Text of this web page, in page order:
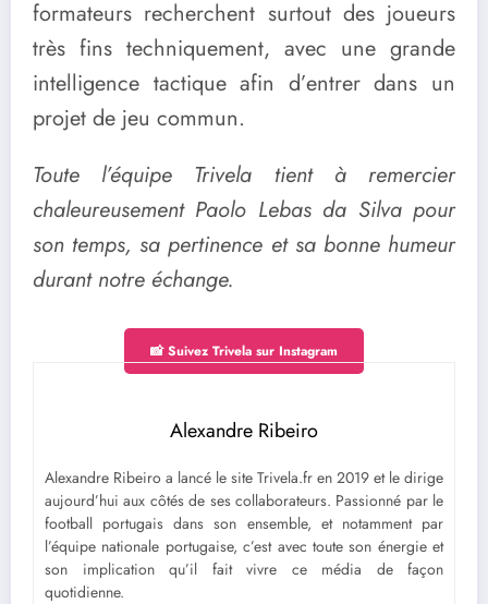
formateurs recherchent surtout des joueurs
très fins techniquement, avec une grande
intelligence tactique afin d’entrer dans un
projet de jeu commun.
Toute l’équipe Trivela tient à remercier
chaleureusement Paolo Lebas da Silva pour
son temps, sa pertinence et sa bonne humeur
durant notre échange.
📸 Suivez Trivela sur Instagram
Alexandre Ribeiro
Alexandre Ribeiro a lancé le site Trivela.fr en 2019 et le dirige
aujourd’hui aux côtés de ses collaborateurs. Passionné par le
football portugais dans son ensemble, et notamment par
l’équipe nationale portugaise, c’est avec toute son énergie et
son implication qu’il fait vivre ce média de façon
quotidienne.